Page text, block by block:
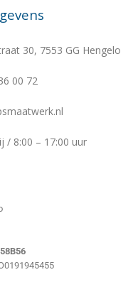
30, 7553 GG Hengelo
00 72
/ 8:00 – 17:00 uur